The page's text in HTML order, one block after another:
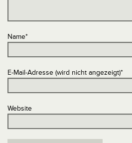
Name*
E-Mail-Adresse (wird nicht angezeigt)*
Website